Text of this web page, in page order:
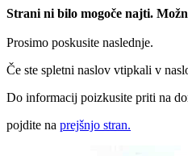
Strani ni bilo mogoče najti.
Prosimo poskusite naslednje.
Če ste spletni naslov vtipkali v
Do informacij poizkusite priti na
pojdite na prejšnjo stran.